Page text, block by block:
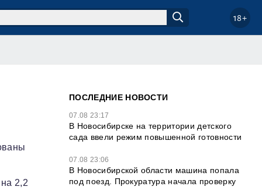
18+
2,2
ПОСЛЕДНИЕ НОВОСТИ
07.08 23:17
В Новосибирске на территории детского
сада ввели режим повышенной готовности
07.08 23:06
В Новосибирской области машина попала
под поезд. Прокуратура начала проверку